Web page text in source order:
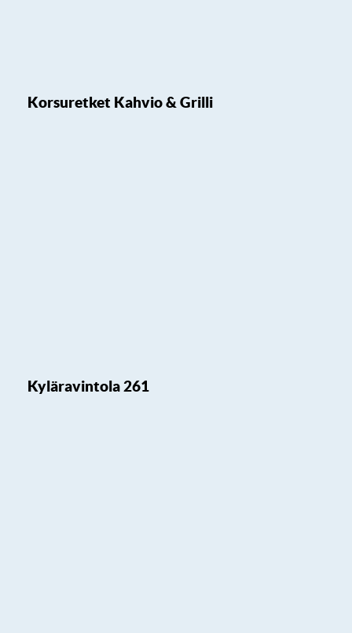
Korsuretket Kahvio & Grilli
Kyläravintola 261